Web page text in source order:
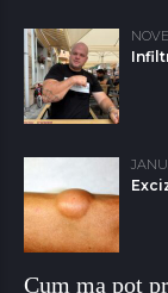
Cum ma pot